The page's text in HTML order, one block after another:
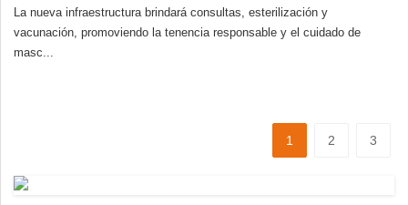
La nueva infraestructura brindará consultas, esterilización y
vacunación, promoviendo la tenencia responsable y el cuidado de
masc...
1 2 3